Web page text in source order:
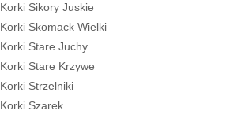
Korki Sikory Juskie
Korki Skomack Wielki
Korki Stare Juchy
Korki Stare Krzywe
Korki Strzelniki
Korki Szarek